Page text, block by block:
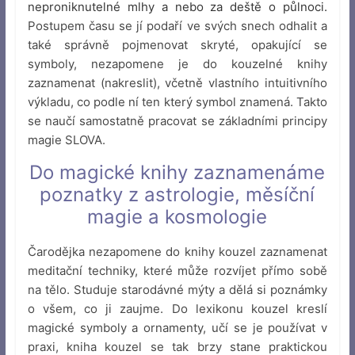
neproniknutelné mlhy a nebo za deště o půlnoci.
Postupem času se jí podaří ve svých snech odhalit a
také správně pojmenovat skryté, opakující se
symboly, nezapomene je do kouzelné knihy
zaznamenat (nakreslit), včetně vlastního intuitivního
výkladu, co podle ní ten který symbol znamená. Takto
se naučí samostatně pracovat se základními principy
magie SLOVA.
Do magické knihy zaznamenáme
poznatky z astrologie, měsíční
magie a kosmologie
Čarodějka nezapomene do knihy kouzel zaznamenat
meditační techniky, které může rozvíjet přímo sobě
na tělo. Studuje starodávné mýty a dělá si poznámky
o všem, co ji zaujme. Do lexikonu kouzel kreslí
magické symboly a ornamenty, učí se je používat v
praxi, kniha kouzel se tak brzy stane praktickou